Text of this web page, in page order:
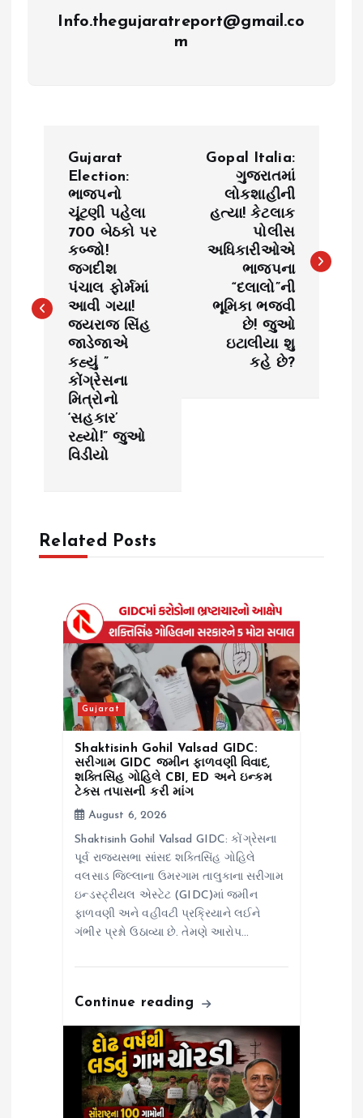
Info.thegujaratreport@gmail.co
m
n
Gujarat
Election:
ભાજપનો
ચૂંટણી પહેલા
700 બેઠકો પર
કબ્જો!
જગદીશ
પંચાલ ફોર્મમાં
આવી ગયા!
જયરાજ સિંહ
જાડેજાએ
કહ્યું ”
કોંગ્રેસના
મિત્રોનો
‘સહકાર’
રહ્યો!” જુઓ
વિડીયો
Gopal Italia:
ગુજરાતમાં
લોકશાહીની
હત્યા! કેટલાક
પોલીસ
અધિકારીઓએ
ભાજપના
“દલાલો”ની
ભૂમિકા ભજવી
છે! જુઓ
ઇટાલીયા શુ
કહે છે?
Related Posts
Gujarat
Shaktisinh Gohil Valsad GIDC:
સરીગામ GIDC જમીન ફાળવણી વિવાદ,
શક્તિસિંહ ગોહિલે CBI, ED અને ઇન્કમ
ટેક્સ તપાસની કરી માંગ
August 6, 2026
Shaktisinh Gohil Valsad GIDC: કોંગ્રેસના
પૂર્વ રાજ્યસભા સાંસદ શક્તિસિંહ ગોહિલે
વલસાડ જિલ્લાના ઉમરગામ તાલુકાના સરીગામ
ઇન્ડસ્ટ્રીયલ એસ્ટેટ (GIDC)માં જમીન
ફાળવણી અને વહીવટી પ્રક્રિયાને લઈને
ગંભીર પ્રશ્નો ઉઠાવ્યા છે. તેમણે આરોપ…
Continue reading